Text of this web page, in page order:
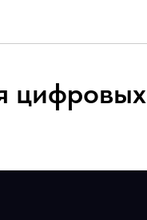
цифровых